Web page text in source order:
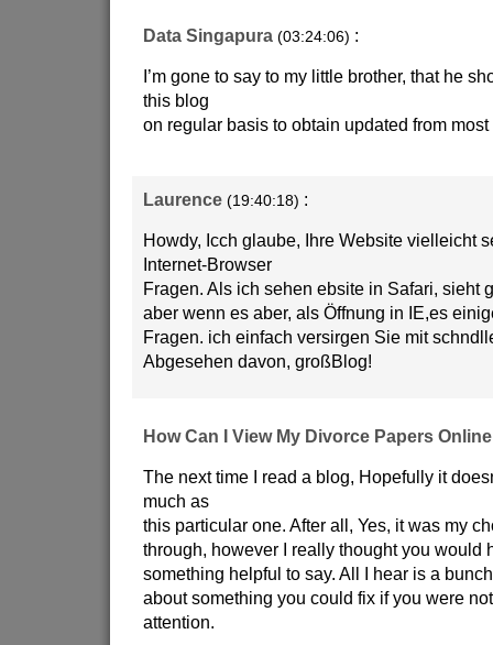
Data Singapura (03:24:06) :
I’m gone to say to my little brother, that he
this blog
on regular basis to obtain updated from
Laurence (19:40:18) :
Howdy, Icch glaube, Ihre Website vielleicht
Internet-Browser
Fragen. Als ich sehen ebsite in Safari, sieht
aber wenn es aber, als Öffnung in IE,es
Fragen. ich einfach versirgen Sie mit
Abgesehen davon, großBlog!
How Can I View My Divorce Papers Online
The next time I read a blog, Hopefully it
much as
this particular one. After all, Yes, it was my
through, however I really thought you would
something helpful to say. All I hear is a
about something you could fix if you were
attention.